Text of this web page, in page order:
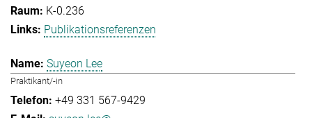
K-0.236
Publikationsreferenzen
Suyeon Lee
Praktikant/-in
+49 331 567-9429